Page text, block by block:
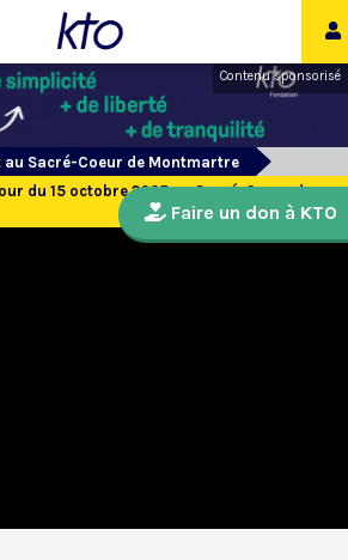
Contenu sponsorisé
au Sacré-Coeur de Montmartre
du 15 octobre 2025 au Sacré-Coeur de
Faire un don à KTO